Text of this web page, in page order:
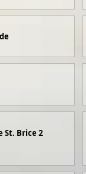
St. Brice 2